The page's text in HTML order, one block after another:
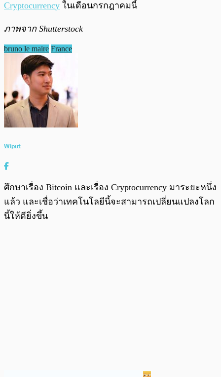
Cryptocurrency ในเดือนกรกฎาคมนี้
ภาพจาก Shutterstock
bruno le maire France
Wiput
ศึกษาเรื่อง Bitcoin และเรื่อง Cryptocurrency มาระยะหนึ่ง
แล้ว และเชื่อว่าเทคโนโลยีนี้จะสามารถเปลี่ยนแปลงโลก
นี้ให้ดียิ่งขึ้น